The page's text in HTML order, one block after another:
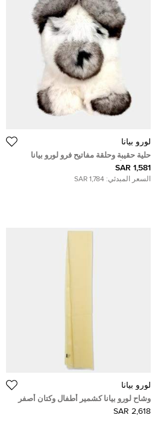
لورو بيانا
حلية حقيبة وحلقة مفاتيح فرو لورو بيانا
متعددة الألوان
1,581 SAR
السعر المبدئي: 1,784 SAR
لورو بيانا
وشاح لورو بيانا كشمير أطفال وكتان أصفر
2,618 SAR